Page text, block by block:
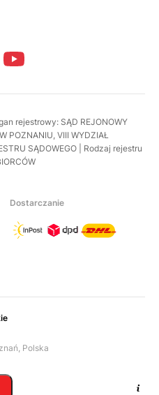
rejestrowy: SĄD REJONOWY
POZNANIU, VIII WYDZIAŁ
SĄDOWEGO | Rodzaj rejestru
Dostarczanie
Polska